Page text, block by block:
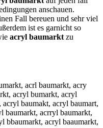
anschauen.
Fall bereuen und sehr viel
ist es garnicht so
acryl baumarkt zu
acrl baumarkt, acry
acryl bumarkt, acryl
baumakt, acryl baumart,
baumarkt, acrryl baumarkt,
bbaumarkt, acryl baaumarkt,